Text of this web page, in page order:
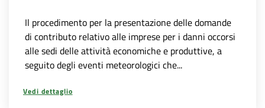
Il procedimento per la presentazione delle domande
di contributo relativo alle imprese per i danni occorsi
alle sedi delle attività economiche e produttive, a
seguito degli eventi meteorologici che...
Vedi dettaglio